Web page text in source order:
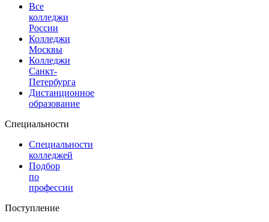
Все
колледжи
России
Колледжи
Москвы
Колледжи
Санкт-
Петербурга
Дистанционное
образование
Специальности
Специальности
колледжей
Подбор
по
профессии
Поступление